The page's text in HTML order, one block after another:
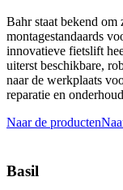
Bahr staat bekend om
montagestandaards
innovatieve fietslift
uiterst beschikbare,
naar de werkplaats
reparatie en
Naar de producten
Basil